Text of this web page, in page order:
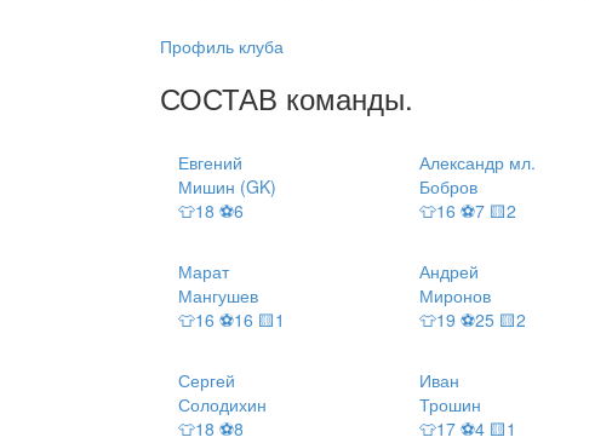
Профиль клуба
СОСТАВ команды.
Евгений
Мишин (GK)
👕18 ⚽6
Александр мл.
Бобров
👕16 ⚽7 🟨2
Марат
Мангушев
👕16 ⚽16 🟨1
Андрей
Миронов
👕19 ⚽25 🟨2
Сергей
Солодихин
👕18 ⚽8
Иван
Трошин
👕17 ⚽4 🟨1